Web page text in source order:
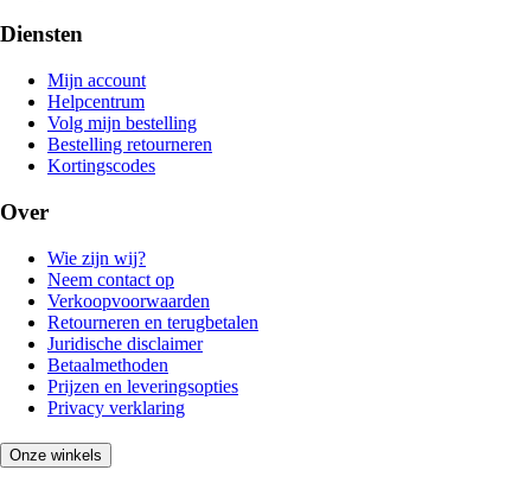
Diensten
Mijn account
Helpcentrum
Volg mijn bestelling
Bestelling retourneren
Kortingscodes
Over
Wie zijn wij?
Neem contact op
Verkoopvoorwaarden
Retourneren en terugbetalen
Juridische disclaimer
Betaalmethoden
Prijzen en leveringsopties
Privacy verklaring
Onze winkels